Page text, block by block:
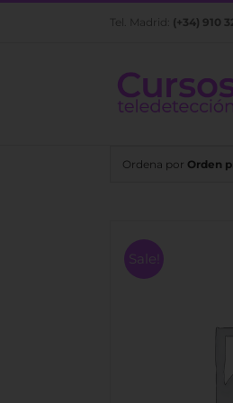
Saltar
Tel. Madrid: (+34) 910
Ordena por Orden
Sale!